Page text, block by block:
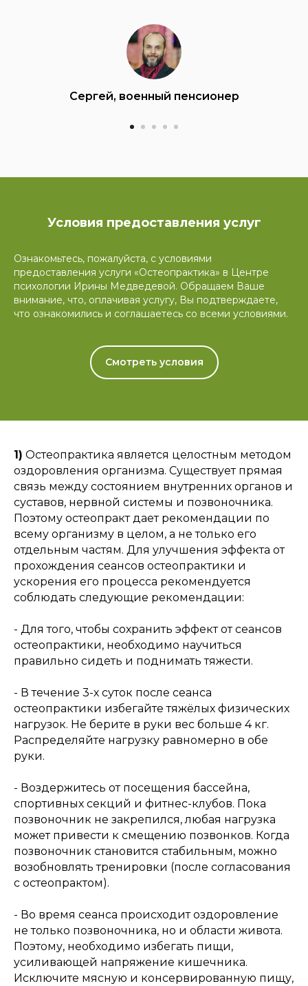
Сергей, военный пенсионер
Условия предоставления услуг
Ознакомьтесь, пожалуйста, с условиями
предоставления услуги «Остеопрактика» в Центре
психологии Ирины Медведевой. Обращаем Ваше
внимание, что, оплачивая услугу, Вы подтверждаете,
что ознакомились и соглашаетесь со всеми условиями.
Смотреть условия
1) Остеопрактика является целостным методом
оздоровления организма. Существует прямая
связь между состоянием внутренних органов и
суставов, нервной системы и позвоночника.
Поэтому остеопракт дает рекомендации по
всему организму в целом, а не только его
отдельным частям. Для улучшения эффекта от
прохождения сеансов остеопрактики и
ускорения его процесса рекомендуется
соблюдать следующие рекомендации:
- Для того, чтобы сохранить эффект от сеансов
остеопрактики, необходимо научиться
правильно сидеть и поднимать тяжести.
- В течение 3-х суток после сеанса
остеопрактики избегайте тяжёлых физических
нагрузок. Не берите в руки вес больше 4 кг.
Распределяйте нагрузку равномерно в обе
руки.
- Воздержитесь от посещения бассейна,
спортивных секций и фитнес-клубов. Пока
позвоночник не закрепился, любая нагрузка
может привести к смещению позвонков. Когда
позвоночник становится стабильным, можно
возобновлять тренировки (после согласования
с остеопрактом).
- Во время сеанса происходит оздоровление
не только позвоночника, но и области живота.
Поэтому, необходимо избегать пищи,
усиливающей напряжение кишечника.
Исключите мясную и консервированную пищу,